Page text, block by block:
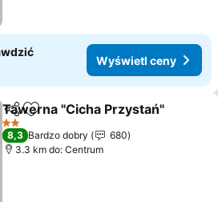
Wyświetl ceny
UdostępnijDodaj do ulubionych
Tawerna "Cicha Przystań"
2 Kategoria
8,3 Bardzo dobry
680
3.3 km do: Centrum